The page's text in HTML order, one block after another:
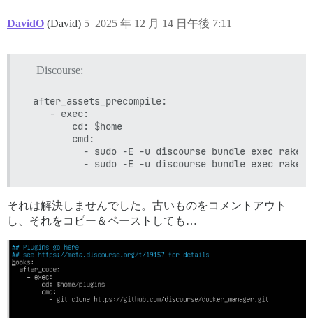
DavidO (David) 2025 年 12 月 14 日午後 7:11
5
Discourse:
after_assets_precompile:
    - exec:
        cd: $home
        cmd:
- sudo -E -u discourse bundle exec rake
それは解決しませんでした。古いものをコメントアウト
し、それをコピー＆ペーストしても…